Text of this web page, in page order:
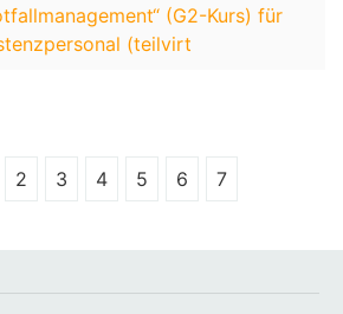
(G2-Kurs) für
(teilvirt
2 3 4 5 6 7